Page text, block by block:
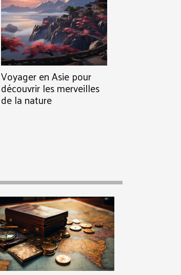
Voyager en Asie pour
découvrir les merveilles
de la nature